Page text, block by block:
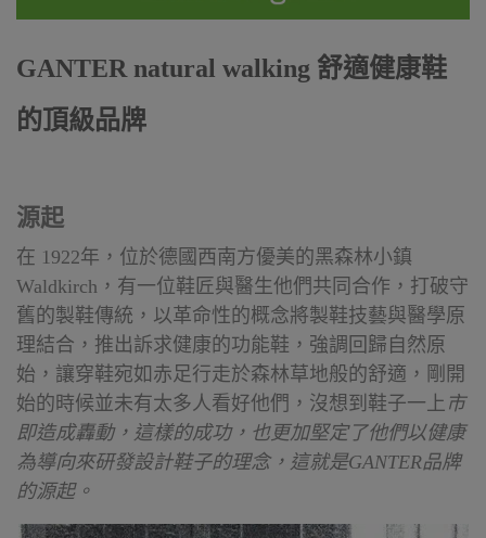
GANTER natural walking 舒適健康鞋
的頂級品牌
源起
在 1922年，位於德國西南方優美的黑森林小鎮
Waldkirch，有一位鞋匠與醫生他們共同合作，打破守
舊的製鞋傳統，以革命性的概念將製鞋技藝與醫學原
理結合，推出訴求健康的功能鞋，強調回歸自然原
始，讓穿鞋宛如赤足行走於森林草地般的舒適，剛開
始的時候並未有太多人看好他們，沒想到鞋子一上 市
即造成轟動，這樣的成功，也更加堅定了他們以健康
為導向來研發設計鞋子的理念，這就是GANTER品牌
的源起。